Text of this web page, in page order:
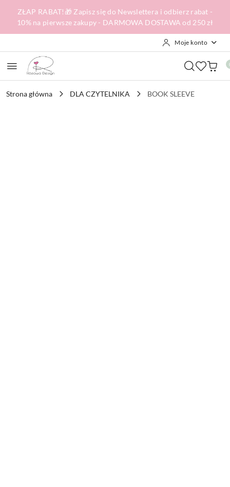
Przejdź do treści głównej
Przejdź do wyszukiwarki
Przejdź do moje konto
Przejdź do menu głównego
Przejdź do opisu produktu
Przejdź do stopki
ZŁAP RABAT!🎁 Zapisz się do Newslettera i odbierz rabat -
10% na pierwsze zakupy - DARMOWA DOSTAWA od 250 zł
Moje konto
Strona główna DLA CZYTELNIKA BOOK SLEEVE